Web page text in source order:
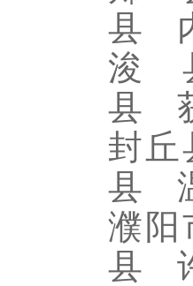
县
浚
县
封
县
濮
县